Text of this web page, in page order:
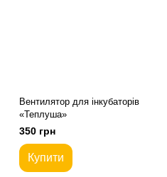
Вентилятор для інкубаторів
«Теплуша»
350 грн
Купити